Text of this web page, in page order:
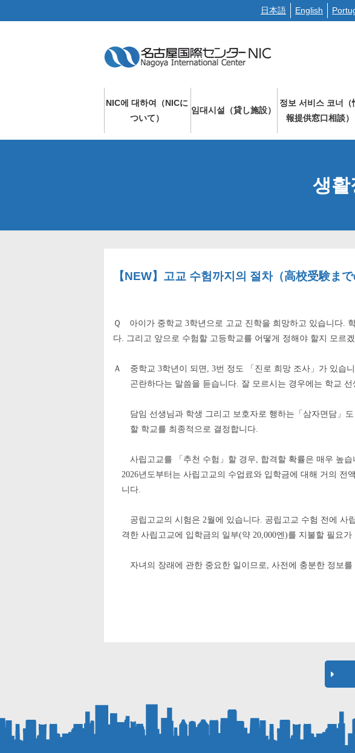
日本語 English
NIC에 대하여（NICに
ついて）
임대시설（貸し施設）
정보 서비스 코너（
報提供窓口相談）
생활
【NEW】고교 수험까지의 절차（高校受験まで
Ｑ 아이가 중학교 3학년으로 고교 진학을 희망하고 있습니다.
다. 그리고 앞으로 수험할 고등학교를 어떻게 정해야 할지 모르
Ａ 중학교 3학년이 되면 , 3번 정도 「 진로 희망 조사 」 가 있습
곤란하다는 말씀을 듣습니다. 잘 모르시는 경우에는 학교
담임 선생님과 학생 그리고 보호자로 행하는 「 삼자면담 」 도
할 학교를 최종적으로 결정합니다.
사립고교를 「 추천 수험 」 할 경우, 합격할 확률은 매우 높습
2026년도부터는 사립고교의 수업료와 입학금에 대해 거의 전
니다.
공립고교의 시험은 2월에 있습니다. 공립고교 수험 전에 사
격한 사립고교에 입학금의 일부(약 20,000엔)를 지불할 필요가
자녀의 장래에 관한 중요한 일이므로, 사전에 충분한 정보